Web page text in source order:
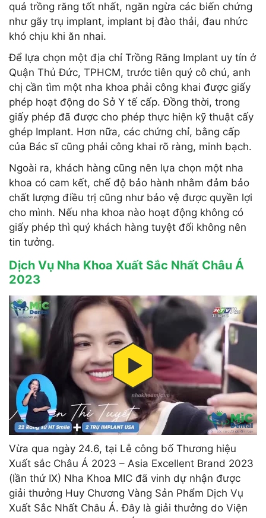
quả trồng răng tốt nhất, ngăn ngừa các biến chứng
như gãy trụ implant, implant bị đào thải, đau nhức
khó chịu khi ăn nhai.
Để lựa chọn một địa chỉ Trồng Răng Implant uy tín ở
Quận Thủ Đức, TPHCM, trước tiên quý cô chú, anh
chị cần tìm một nha khoa phải công khai được giấy
phép hoạt động do Sở Y tế cấp. Đồng thời, trong
giấy phép đã được cho phép thực hiện kỹ thuật cấy
ghép Implant. Hơn nữa, các chứng chỉ, bằng cấp
của Bác sĩ cũng phải công khai rõ ràng, minh bạch.
Ngoài ra, khách hàng cũng nên lựa chọn một nha
khoa có cam kết, chế độ bảo hành nhằm đảm bảo
chất lượng điều trị cũng như bảo vệ được quyền lợi
cho mình. Nếu nha khoa nào hoạt động không có
giấy phép thì quý khách hàng tuyệt đối không nên
tin tưởng.
Dịch Vụ Nha Khoa Xuất Sắc Nhất Châu Á
2023
Vừa qua ngày 24.6, tại Lễ công bố Thương hiệu
Xuất sắc Châu Á 2023 – Asia Excellent Brand 2023
(lần thứ IX) Nha Khoa MIC đã vinh dự nhận được
giải thưởng Huy Chương Vàng Sản Phẩm Dịch Vụ
Xuất Sắc Nhất Châu Á. Đây là giải thưởng do Viện